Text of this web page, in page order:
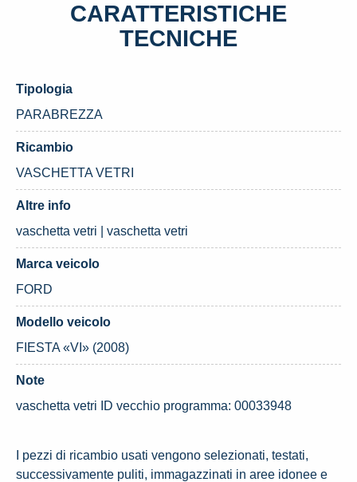
CARATTERISTICHE
TECNICHE
Tipologia
PARABREZZA
Ricambio
VASCHETTA VETRI
Altre info
vaschetta vetri | vaschetta vetri
Marca veicolo
FORD
Modello veicolo
FIESTA «VI» (2008)
Note
vaschetta vetri ID vecchio programma: 00033948
I pezzi di ricambio usati vengono selezionati, testati,
successivamente puliti, immagazzinati in aree idonee e